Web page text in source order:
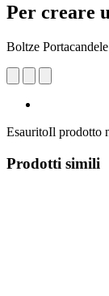
Per creare
Boltze
EsauritoIl prodotto
Prodotti simili